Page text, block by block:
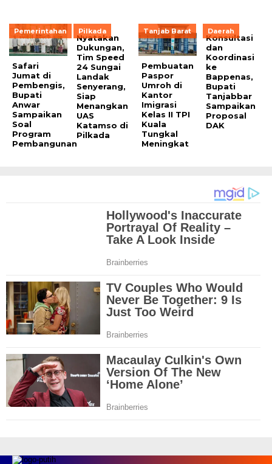
Pemerintahan
Safari
Jumat di
Pembengis,
Bupati
Anwar
Sampaikan
Soal
Program
Pembangunan
Pilkada
Nyatakan
Dukungan,
Tim Speed
24 Sungai
Landak
Senyerang,
Siap
Menangkan
UAS
Katamso di
Pilkada
Tanjab Barat
Pembuatan
Paspor
Umroh di
Kantor
Imigrasi
Kelas II TPI
Kuala
Tungkal
Meningkat
Daerah
Konsultasi
dan
Koordinasi
ke
Bappenas,
Bupati
Tanjabbar
Sampaikan
Proposal
DAK